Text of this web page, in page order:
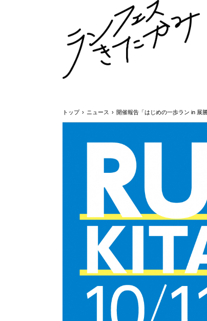
トップ › ニュース › 開催報告「はじめの一歩ラン in 展勝